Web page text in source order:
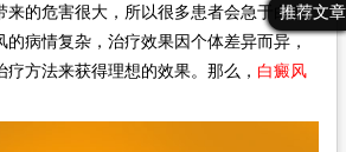
最新文章
热门文章
推荐文章
的危害很大，所以很多患者会急于白癜
的病情复杂，治疗效果因个体差异而异，
方法来获得理想的效果。那么， 白癜风